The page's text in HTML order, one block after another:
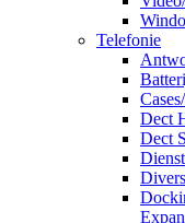
Telefonie
Dect
Dect